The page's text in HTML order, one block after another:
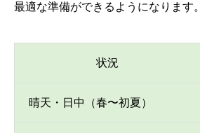
最適な準備ができるようになります。
状況
晴天・日中（春〜初夏）